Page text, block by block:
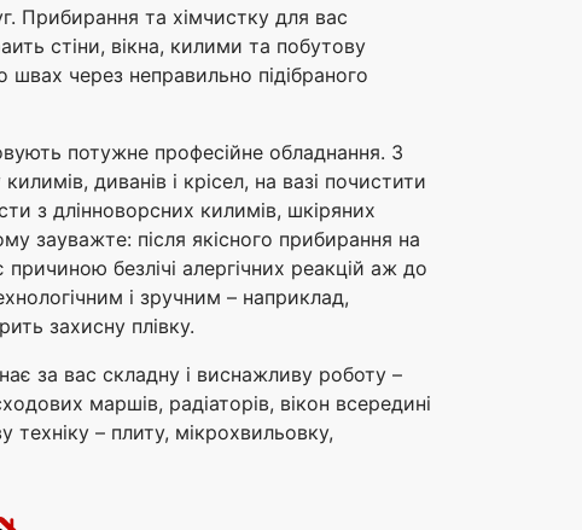
Прибирання та хімчистку для вас
стіни, вікна, килими та побутову
через неправильно підібраного
потужне професійне обладнання. З
диванів і крісел, на вазі почистити
з длінноворсних килимів, шкіряних
зауважте: після якісного прибирання на
безлічі алергічних реакцій аж до
і зручним – наприклад,
захисну плівку.
за вас складну і виснажливу роботу –
маршів, радіаторів, вікон всередині
– плиту, мікрохвильовку,